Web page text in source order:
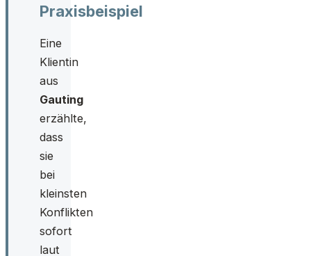
Praxisbeispiel
Eine
Klientin
aus
Gauting
erzählte,
dass
sie
bei
kleinsten
Konflikten
sofort
laut